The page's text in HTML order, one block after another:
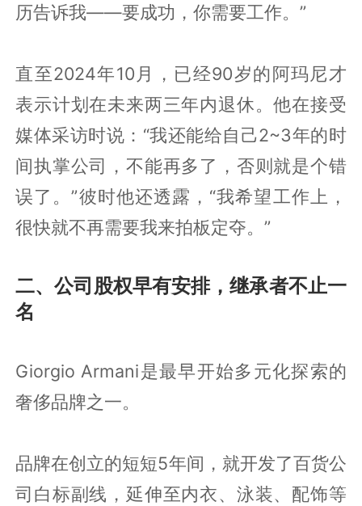
历告诉我——要成功，你需要工作。”
直至2024年10月，已经90岁的阿玛尼才
表示计划在未来两三年内退休。他在接受
媒体采访时说：“我还能给自己2~3年的时
间执掌公司，不能再多了，否则就是个错
误了。”彼时他还透露，“我希望工作上，
很快就不再需要我来拍板定夺。”
二、公司股权早有安排，继承者不止一
名
Giorgio Armani是最早开始多元化探索的
奢侈品牌之一。
品牌在创立的短短5年间，就开发了百货公
司白标副线，延伸至内衣、泳装、配饰等